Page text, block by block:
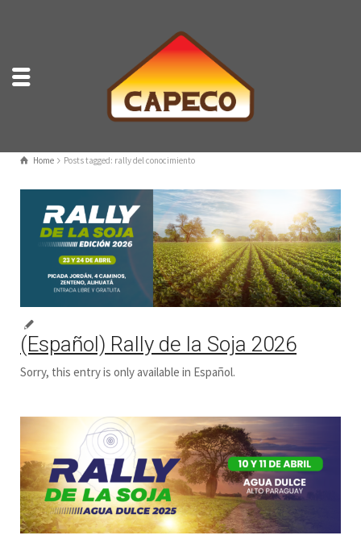
Home Posts tagged: rally del conocimiento
(Español) Rally de la Soja 2026
Sorry, this entry is only available in Español.